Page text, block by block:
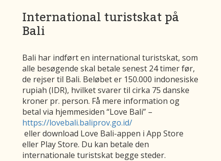
International turistskat på
Bali
Bali har indført en international turistskat, som
alle besøgende skal betale senest 24 timer før,
de rejser til Bali. Beløbet er 150.000 indonesiske
rupiah (IDR), hvilket svarer til cirka 75 danske
kroner pr. person. Få mere information og
betal via hjemmesiden “Love Bali” –
https://lovebali.baliprov.go.id/
eller download Love Bali-appen i App Store
eller Play Store. Du kan betale den
internationale turistskat begge steder.